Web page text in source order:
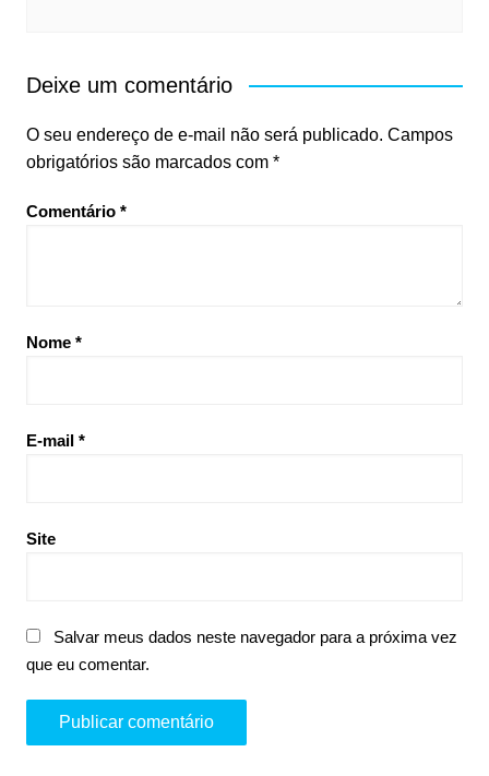
Deixe um comentário
O seu endereço de e-mail não será publicado. Campos
obrigatórios são marcados com *
Comentário *
Nome *
E-mail *
Site
Salvar meus dados neste navegador para a próxima vez
que eu comentar.